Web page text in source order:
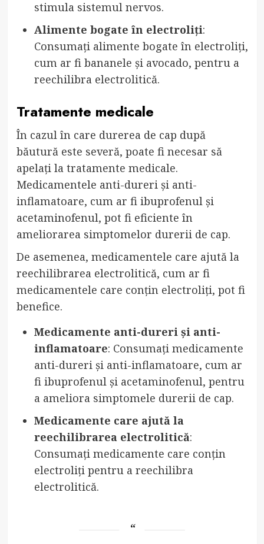
stimula sistemul nervos.
Alimente bogate în electroliți:
Consumați alimente bogate în electroliți,
cum ar fi bananele și avocado, pentru a
reechilibra electrolitică.
Tratamente medicale
În cazul în care durerea de cap după
băutură este severă, poate fi necesar să
apelați la tratamente medicale.
Medicamentele anti-dureri și anti-
inflamatoare, cum ar fi ibuprofenul și
acetaminofenul, pot fi eficiente în
ameliorarea simptomelor durerii de cap.
De asemenea, medicamentele care ajută la
reechilibrarea electrolitică, cum ar fi
medicamentele care conțin electroliți, pot fi
benefice.
Medicamente anti-dureri și anti-
inflamatoare: Consumați medicamente
anti-dureri și anti-inflamatoare, cum ar
fi ibuprofenul și acetaminofenul, pentru
a ameliora simptomele durerii de cap.
Medicamente care ajută la
reechilibrarea electrolitică:
Consumați medicamente care conțin
electroliți pentru a reechilibra
electrolitică.